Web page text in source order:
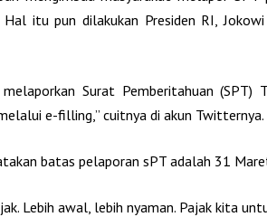
Hal itu pun dilakukan Presiden RI,
melaporkan Surat Pemberitahuan (SPT)
e-filling,” cuitnya di akun Twitternya.
batas pelaporan sPT adalah 31
Lebih awal, lebih nyaman. Pajak kita